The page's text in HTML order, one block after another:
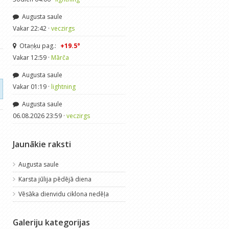
2· 5.00
Augusta saule
Vakar 22:42 · veczirgs
Otaņķu pag.: +19.5°
Vakar 12:59 · Mārča
Augusta saule
Vakar 01:19 · lightning
Augusta saule
06.08.2026 23:59 · veczirgs
Jaunākie raksti
Augusta saule
Karsta jūlija pēdējā diena
Vēsāka dienvidu ciklona nedēļa
Galeriju kategorijas